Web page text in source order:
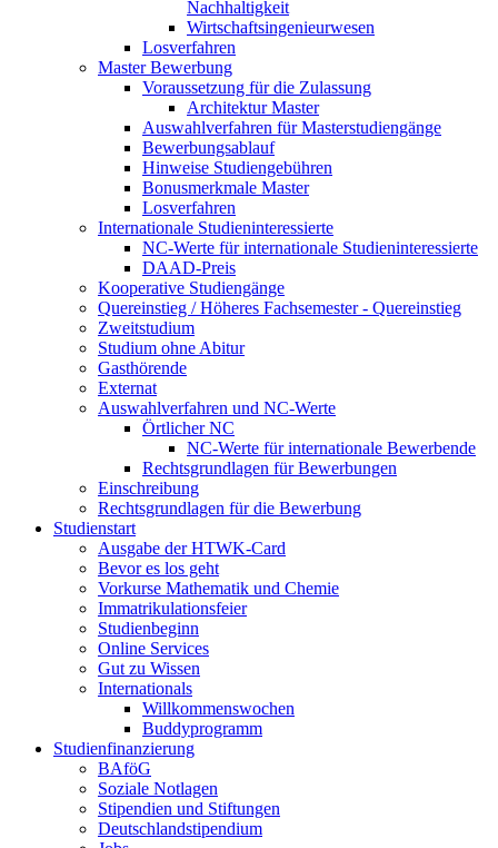
Nachhaltigkeit
Wirtschaftsingenieurwesen
Losverfahren
Master Bewerbung
Voraussetzung für die Zulassung
Architektur Master
Auswahlverfahren für Masterstudiengänge
Bewerbungsablauf
Hinweise Studiengebühren
Bonusmerkmale Master
Losverfahren
Internationale Studieninteressierte
NC-Werte für internationale Studieninteressierte
DAAD-Preis
Kooperative Studiengänge
Quereinstieg / Höheres Fachsemester - Quereinstieg
Zweitstudium
Studium ohne Abitur
Gasthörende
Externat
Auswahlverfahren und NC-Werte
Örtlicher NC
NC-Werte für internationale Bewerbende
Rechtsgrundlagen für Bewerbungen
Einschreibung
Rechtsgrundlagen für die Bewerbung
Studienstart
Ausgabe der HTWK-Card
Bevor es los geht
Vorkurse Mathematik und Chemie
Immatrikulationsfeier
Studienbeginn
Online Services
Gut zu Wissen
Internationals
Willkommenswochen
Buddyprogramm
Studienfinanzierung
BAföG
Soziale Notlagen
Stipendien und Stiftungen
Deutschlandstipendium